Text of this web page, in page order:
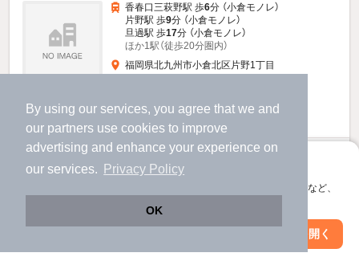
By using our services, you agree that we and
our partners use cookies to improve
advertising and enhance your experience on
our services.
Privacy Policy
OK
アプリに切り替えて、サクサクお部屋探し
会員登録なしですぐ使える。マップ検索やお気に入り保存など、
アプリを開く
香春口三萩野駅 歩6分 （小倉モノレ）
片野駅 歩9分 （小倉モノレ）
旦過駅 歩17分 （小倉モノレ）
ほか1駅（徒歩20分圏内）
福岡県北九州市小倉北区片野1丁目
駐車場あり 宅配ボックス
4.65 万円
（管理費3,200円）
物件詳細を見る
絞り込み条件を変更